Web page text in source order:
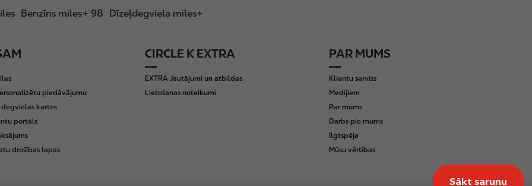
Benzīns miles+ 98 Dīzeļdegviela miles+
piedāvājumu
degvielas kartes
portāls
drošības lapas
CIRCLE K EXTRA
EXTRA Jautājumi un atbildes
Lietošanas noteikumi
PAR MUMS
Klientu serviss
Medijiem
Par mums
Darbs pie mums
Ilgtspēja
Mūsu vērtības
Sākt sarunu